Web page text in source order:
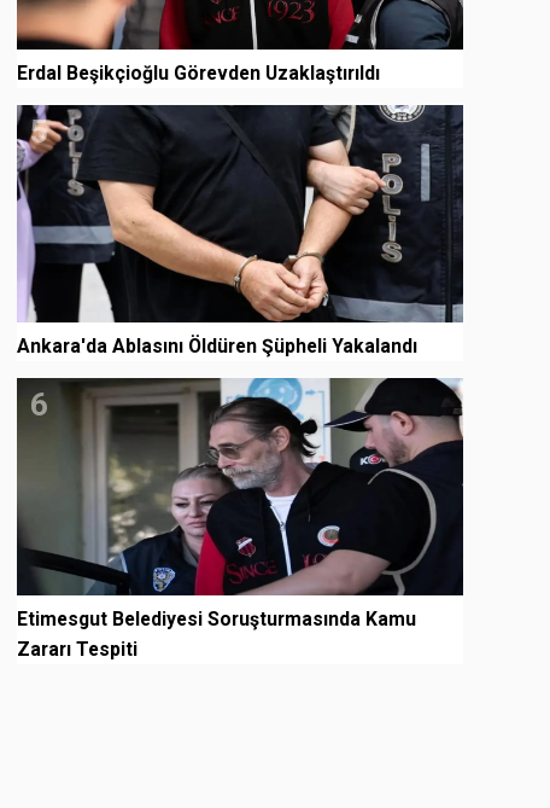
Erdal Beşikçioğlu Görevden Uzaklaştırıldı
5
Ankara'da Ablasını Öldüren Şüpheli Yakalandı
6
Etimesgut Belediyesi Soruşturmasında Kamu
Zararı Tespiti